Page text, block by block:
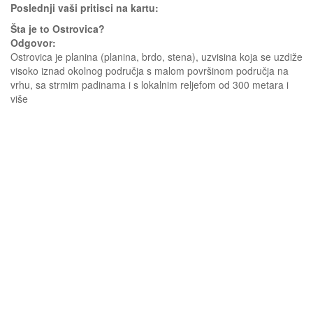
Poslednji vaši pritisci na kartu:
Šta je to Ostrovica?
Odgovor:
Ostrovica je planina (planina, brdo, stena), uzvisina koja se uzdiže
visoko iznad okolnog područja s malom površinom područja na
vrhu, sa strmim padinama i s lokalnim reljefom od 300 metara i
više